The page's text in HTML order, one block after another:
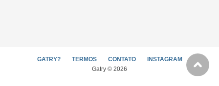
GATRY? TERMOS CONTATO
INSTAGRAM
Gatry © 2026